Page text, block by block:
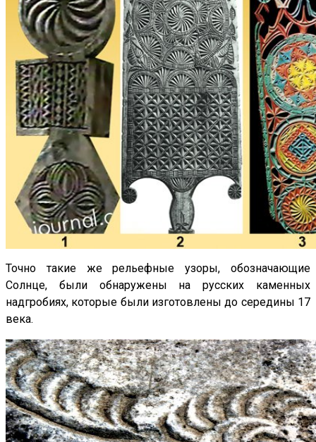
Точно такие же рельефные узоры, обозначающие
Солнце, были обнаружены на русских каменных
надгробиях, которые были изготовлены до середины 17
века.